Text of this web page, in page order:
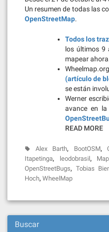
Un resumen de todas las
OpenStreetMap.
Todos los
los últimos 9
mapear ahora.
(artículo de
se están
Werner
avance en la
READ MORE
Alex Barth, BootOSM,
Itapetinga, leodobrasil,
OpenStreetBugs, Tobias
Hoch, WheelMap
Buscar